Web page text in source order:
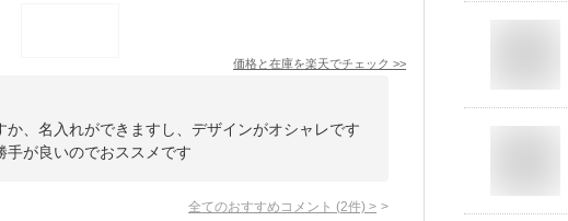
価格と在庫を楽天でチェック >>
、名入れができますし、デザインがオシャレです
手が良いのでおススメです
全てのおすすめコメント (2件) >